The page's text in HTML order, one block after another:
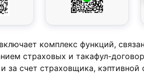
комплекс функций,
страховых и такафул-
за счет страховщика, кэптивной